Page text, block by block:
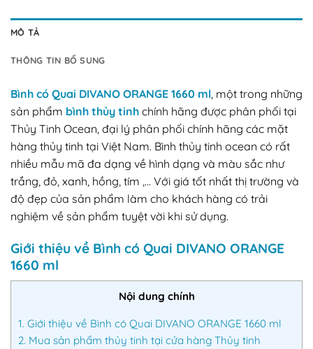
MÔ TẢ
THÔNG TIN BỔ SUNG
Bình có Quai DIVANO ORANGE 1660 ml, một trong những
sản phẩm bình thủy tinh chính hãng được phân phối tại
Thủy Tinh Ocean, đại lý phân phối chính hãng các mặt
hàng thủy tinh tại Việt Nam. Bình thủy tinh ocean có rất
nhiều mẫu mã đa dạng về hình dạng và màu sắc như
trắng, đỏ, xanh, hồng, tím ,… Với giá tốt nhất thị trường và
độ đẹp của sản phẩm làm cho khách hàng có trải
nghiệm về sản phẩm tuyệt vời khi sử dụng.
Giới thiệu về Bình có Quai DIVANO ORANGE
1660 ml
Nội dung chính
1. Giới thiệu về Bình có Quai DIVANO ORANGE 1660 ml
2. Mua sản phẩm thủy tinh tại cửa hàng Thủy tinh